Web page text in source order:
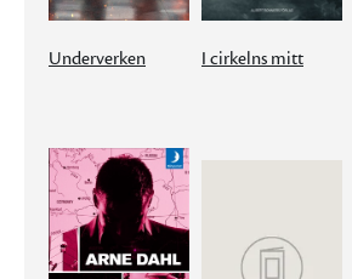
Underverken I cirkelns mitt